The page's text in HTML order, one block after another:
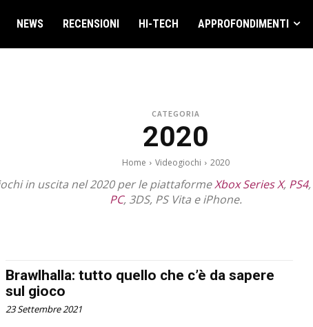
NEWS RECENSIONI HI-TECH APPROFONDIMENTI
CATEGORIA
2020
Home Videogiochi 2020
in uscita nel 2020 per le piattaformeXbox Series X, PS4,
PC, 3DS, PS Vita e iPhone.
Brawlhalla: tutto quello che c’è da sapere
sul gioco
23 Settembre 2021